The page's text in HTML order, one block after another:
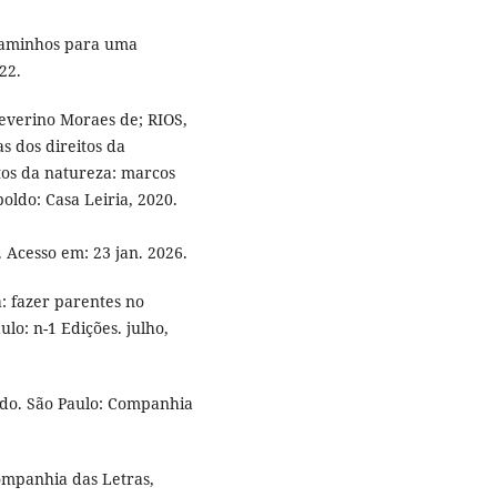
para uma
Moraes de; RIOS,
dos direitos da
da natureza: marcos
Casa Leiria, 2020.
Acesso em: 23 jan. 2026.
fazer parentes no
n-1 Edições. julho,
São Paulo: Companhia
das Letras,